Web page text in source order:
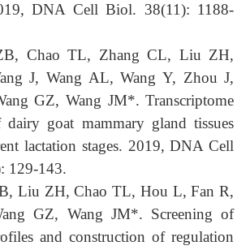
DNA Cell Biol. 38(11): 1188-
Chao TL, Zhang CL, Liu ZH,
J, Wang AL, Wang Y, Zhou J,
GZ, Wang JM*. Transcriptome
dairy goat mammary gland tissues
lactation stages. 2019, DNA Cell
129-143.
Liu ZH, Chao TL, Hou L, Fan R,
GZ, Wang JM*. Screening of
and construction of regulation